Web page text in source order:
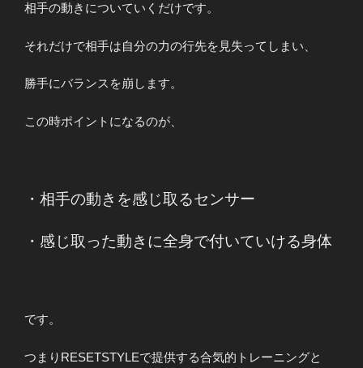
相手の動きについていくだけです。
それだけで相手は自分の力の行先を見失ってしまい、
勝手にバランスを崩します。
この時ポイントになるのが、
・相手の動きを感じ取るセンサー
・感じ取った動きに全身で付いていける身体
です。
つまりRESETSTYLEで提供する合気的トレーニングと